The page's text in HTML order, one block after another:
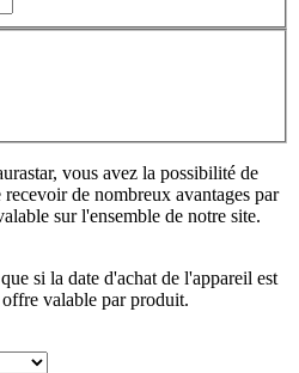
vous avez la possibilité de
de nombreux avantages par
sur l'ensemble de notre site.
si la date d'achat de l'appareil est
valable par produit.